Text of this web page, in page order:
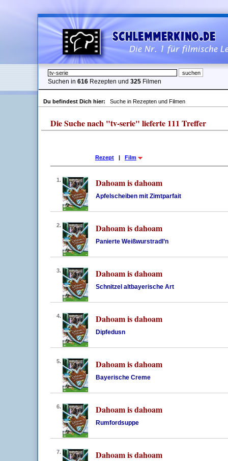
Suchen in 616 Rezepten und 325 Filmen
Du befindest Dich hier: Suche in Rezepten und Filmen
Die Suche nach "tv-serie" lieferte 111 Treffer
Rezept | Film
1. Dahoam is dahoam
Apfelscheiben mit Zimtparfait
2. Dahoam is dahoam
Panierte Weißwurstradl’n
3. Dahoam is dahoam
Schnitzel altbayerische Art
4. Dahoam is dahoam
Dipfedusn
5. Dahoam is dahoam
Bayerische Creme
6. Dahoam is dahoam
Rumfordsuppe
7. Dahoam is dahoam